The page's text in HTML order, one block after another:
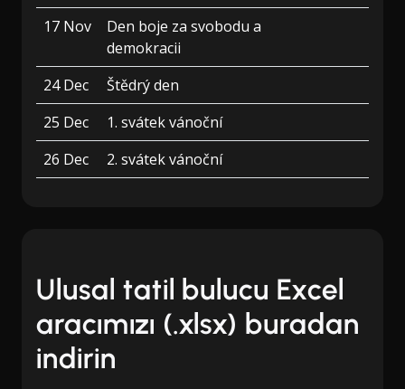
17 Nov
Den boje za svobodu a
demokracii
24 Dec
Štědrý den
25 Dec
1. svátek vánoční
26 Dec
2. svátek vánoční
Ulusal tatil bulucu Excel
aracımızı (.xlsx) buradan
indirin